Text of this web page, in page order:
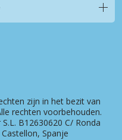
zijn in het bezit van
rechten voorbehouden.
B12630620 C/ Ronda
Spanje